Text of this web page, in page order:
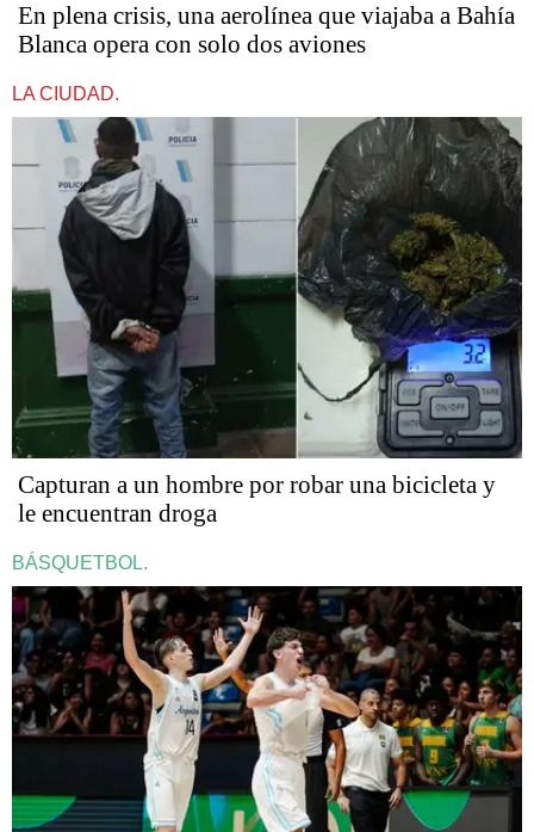
En plena crisis, una aerolínea que viajaba a Bahía
Blanca opera con solo dos aviones
LA CIUDAD.
Capturan a un hombre por robar una bicicleta y
le encuentran droga
BÁSQUETBOL.